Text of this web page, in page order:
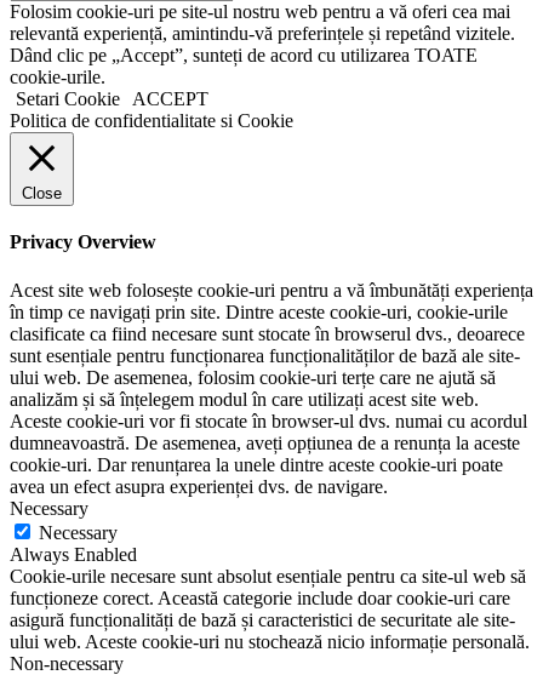
Folosim cookie-uri pe site-ul nostru web pentru a vă oferi cea mai
relevantă experiență, amintindu-vă preferințele și repetând vizitele.
Dând clic pe „Accept”, sunteți de acord cu utilizarea TOATE
cookie-urile.
Setari Cookie
ACCEPT
Politica de confidentialitate si Cookie
Close
Privacy Overview
Acest site web folosește cookie-uri pentru a vă îmbunătăți experiența
în timp ce navigați prin site. Dintre aceste cookie-uri, cookie-urile
clasificate ca fiind necesare sunt stocate în browserul dvs., deoarece
sunt esențiale pentru funcționarea funcționalităților de bază ale site-
ului web. De asemenea, folosim cookie-uri terțe care ne ajută să
analizăm și să înțelegem modul în care utilizați acest site web.
Aceste cookie-uri vor fi stocate în browser-ul dvs. numai cu acordul
dumneavoastră. De asemenea, aveți opțiunea de a renunța la aceste
cookie-uri. Dar renunțarea la unele dintre aceste cookie-uri poate
avea un efect asupra experienței dvs. de navigare.
Necessary
Necessary
Always Enabled
Cookie-urile necesare sunt absolut esențiale pentru ca site-ul web să
funcționeze corect. Această categorie include doar cookie-uri care
asigură funcționalități de bază și caracteristici de securitate ale site-
ului web. Aceste cookie-uri nu stochează nicio informație personală.
Non-necessary